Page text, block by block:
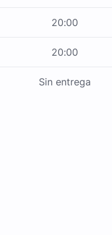
20:00
20:00
Sin entrega